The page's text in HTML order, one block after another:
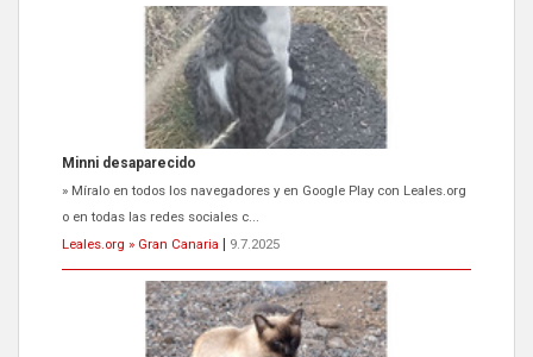
Siami Perdida
Se llama Siami,es hembra de 4 años,esterilizada con marca de
oreja,cariñosa,mimosa pero miedosa,e...
Leales.org » Gran Canaria
9.7.2025